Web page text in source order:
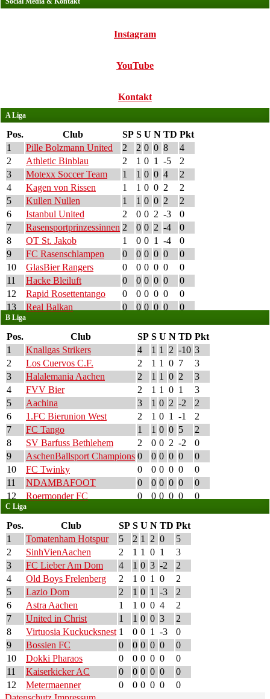
Instagram
YouTube
Kontakt
A Liga
Pos. Club SP S U N TD Pkt
1
Pille Bolzmann United 2 2 0 0 8
4
2
Athletic Binblau 2 1 0 1 -5
2
3
Motexx Soccer Team 1 1 0 0 4
2
4
Kagen von Rissen 1 1 0 0 2
2
5
Kullen Nullen 1 1 0 0 2
2
6
Istanbul United 2 0 0 2 -3
0
7
Rasensportprinzessinnen 2 0 0 2 -4
0
8
OT St. Jakob 1 0 0 1 -4
0
9
FC Rasenschlampen 0 0 0 0 0
0
10
GlasBier Rangers 0 0 0 0 0
0
11
Hacke Bleiluft 0 0 0 0 0
0
12
Rapid Rosettentango 0 0 0 0 0
0
13
Real Balkan 0 0 0 0 0 0
B Liga
Pos. Club SP S U N TD Pkt
1
Knallgas Strikers 4 1 1 2 -10 3
2
Los Cuervos C.F. 2 1 1 0 7
3
3
Halalemania Aachen 2 1 1 0 2
3
4
FVV Bier 2 1 1 0 1
3
5
Aachina 3 1 0 2 -2
2
6
1.FC Bierunion West 2 1 0 1 -1
2
7
FC Tango 1 1 0 0 5
2
8
SV Barfuss Bethlehem 2 0 0 2 -2
0
9
AschenBallsport Champions 0 0 0 0 0
0
10
FC Twinky 0 0 0 0 0
0
11
NDAMBAFOOT 0 0 0 0 0
0
12
Roermonder FC 0 0 0 0 0 0
C Liga
Pos. Club SP S U N TD Pkt
1
Tomatenham Hotspur 5 2 1 2 0
5
2
SinhVienAachen 2 1 1 0 1
3
3
FC Lieber Am Dom 4 1 0 3 -2
2
4
Old Boys Frelenberg 2 1 0 1 0
2
5
Lazio Dom 2 1 0 1 -3
2
6
Astra Aachen 1 1 0 0 4
2
7
United in Christ 1 1 0 0 3
2
8
Virtuosia Kuckucksnest 1 0 0 1 -3
0
9
Bossien FC 0 0 0 0 0
0
10
Dokki Pharaos 0 0 0 0 0
0
11
Kaiserkicker AC 0 0 0 0 0
0
12
Metermaenner 0 0 0 0 0
0